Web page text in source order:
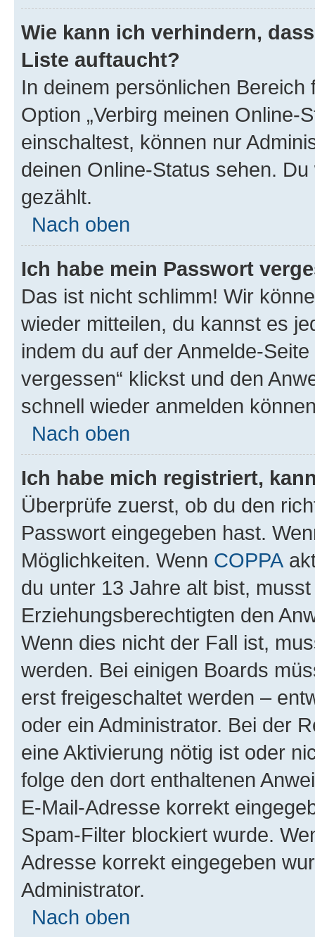
Wie kann ich verhindern,
Liste auftaucht?
In deinem persönlichen
Option „Verbirg meinen Online-
einschaltest, können nur
deinen Online-Status sehen.
gezählt.
Nach oben
Ich habe mein Passwort
Das ist nicht schlimm! Wir
wieder mitteilen, du kannst es
indem du auf der Anmelde-
vergessen“ klickst und den
schnell wieder anmelden
Nach oben
Ich habe mich registriert,
Überprüfe zuerst, ob du den
Passwort eingegeben hast.
Möglichkeiten. Wenn COPPA
du unter 13 Jahre alt bist,
Erziehungsberechtigten den
Wenn dies nicht der Fall ist,
werden. Bei einigen Boards
erst freigeschaltet werden –
oder ein Administrator. Bei der
eine Aktivierung nötig ist oder
folge den dort enthaltenen
E-Mail-Adresse korrekt
Spam-Filter blockiert wurde.
Adresse korrekt eingegeben
Administrator.
Nach oben